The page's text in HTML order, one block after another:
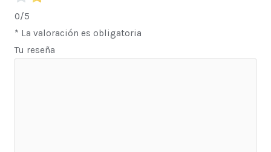
0/5
* La valoración es obligatoria
Tu reseña